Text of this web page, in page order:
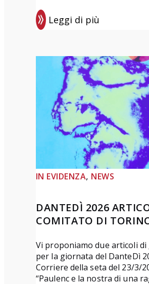
Leggi di più
:
r
o
e
i
a
L
o
r
IN EVIDENZA, NEWS
DANTEDÌ 2026
COMITATO DI
Vi proponiamo due articoli
per la giornata del DanteDì
Corriere della seta del 23/3/
“Paulenc e la nostra di una